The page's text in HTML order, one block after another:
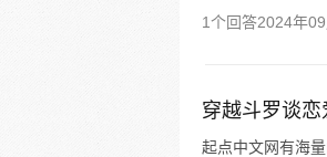
1个回答2024年
穿越斗罗谈
起点中文网有海